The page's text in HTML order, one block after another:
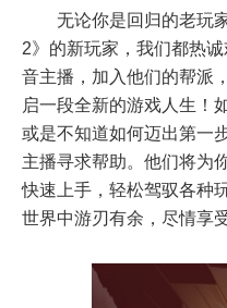
无论你是回归的老玩
2》的新玩家，我们都热
音主播，加入他们的帮派
启一段全新的游戏人生！
或是不知道如何迈出第一
主播寻求帮助。他们将为
快速上手，轻松驾驭各种
世界中游刃有余，尽情享